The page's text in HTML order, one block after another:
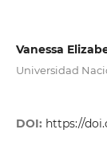
Vanessa
Universidad
DOI: https://